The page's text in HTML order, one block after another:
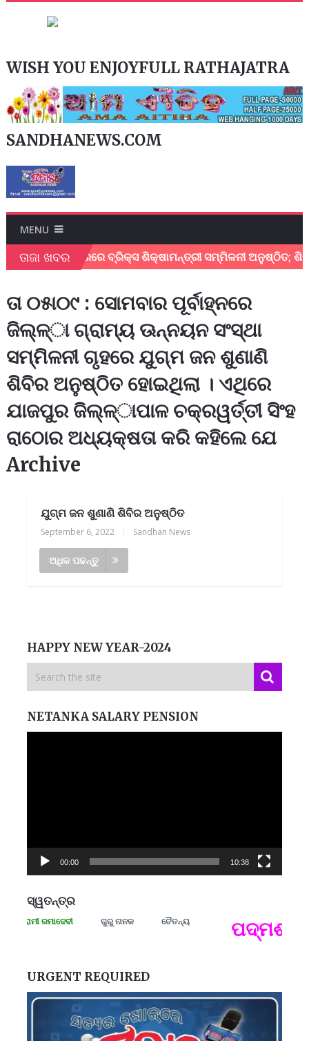
WISH YOU ENJOYFULL RATHAJATRA
SANDHANEWS.COM
MENU
ତାଜା ଖବର
ଭୁବନେଶ୍ୱରରେ ବ୍ରିକ୍ସ ଶିକ୍ଷାମନ୍ତ୍ରୀ ସମ୍ମିଳନୀ ଅନୁଷ୍ଠିତ;
ତା ୦୫ା୦୯ : ସୋମବାର ପୂର୍ବାହ୍ନରେ
ଜିଲ୍ଳ୍‌ା ଗ୍ରାମ୍ୟ ଊନ୍ନୟନ ସଂସ୍ଥା
ସମ୍ମିଳନୀ ଗୃହରେ ଯୁଗ୍ମ ଜନ ଶୁଣାଣି
ଶିବିର ଅନୁଷ୍ଠିତ ହୋଇଥିଲା । ଏଥିରେ
ଯାଜପୁର ଜିଲ୍ଳ୍‌ାପାଳ ଚକ୍ରୱର୍ତ୍ତୀ ସିଂହ
ରାଠୋର ଅଧ୍ୟକ୍ଷତା କରି କହିଲେ ଯେ
Archive
ଯୁଗ୍ମ ଜନ ଶୁଣାଣି ଶିବିର ଅନୁଷ୍ଠିତ
September 6, 2022 Sandhan News
ଅଧିକ ପଢନ୍ତୁ
HAPPY NEW YEAR-2024
NETANKA SALARY PENSION
00:00 10:38
ସ୍ୱତନ୍ତ୍ର
ରମାଦେବୀ ଗୁରୁ ନାନକ ଚୈତନ୍ୟ ପଦ୍ମଶ୍ରୀ
URGENT REQUIRED